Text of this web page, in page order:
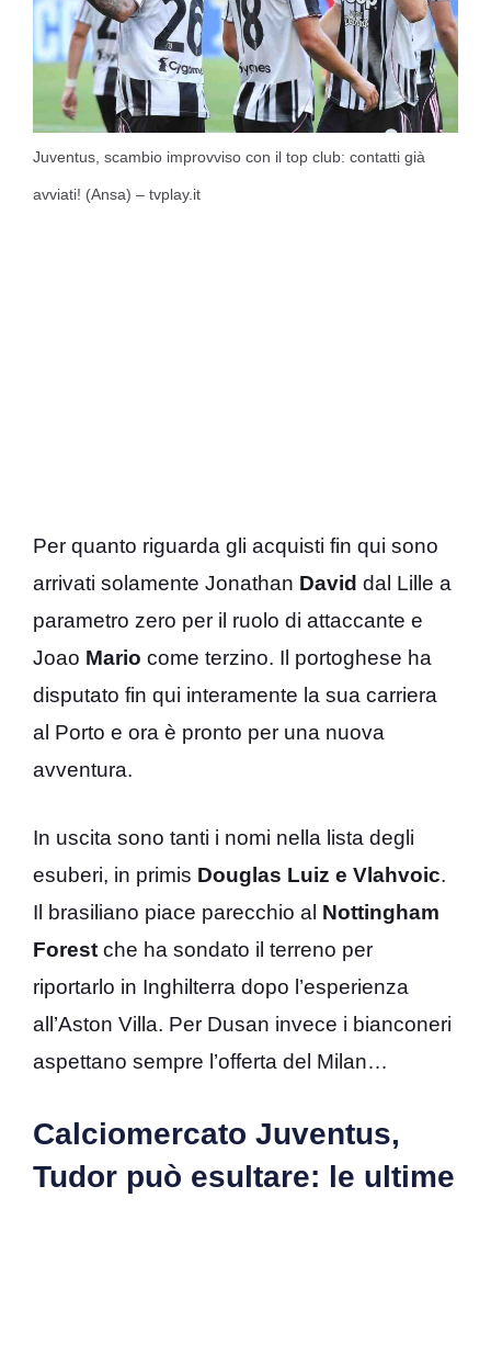
Juventus, scambio improvviso con il top club: contatti già
avviati! (Ansa) – tvplay.it
Per quanto riguarda gli acquisti fin qui sono
arrivati solamente Jonathan David dal Lille a
parametro zero per il ruolo di attaccante e
Joao Mario come terzino. Il portoghese ha
disputato fin qui interamente la sua carriera
al Porto e ora è pronto per una nuova
avventura.
In uscita sono tanti i nomi nella lista degli
esuberi, in primis Douglas Luiz e Vlahvoic.
Il brasiliano piace parecchio al Nottingham
Forest che ha sondato il terreno per
riportarlo in Inghilterra dopo l’esperienza
all’Aston Villa. Per Dusan invece i bianconeri
aspettano sempre l’offerta del Milan…
Calciomercato Juventus,
Tudor può esultare: le ultime